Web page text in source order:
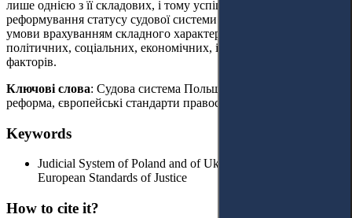
лише однією з її складових, і тому успішна реалізація
реформування статусу судової системи можлива лише за
умови врахуванням складного характеру цих процесів а також
політичних, соціальних, економічних, історичних та інших
факторів.
Ключові слова: Судова система Польщі та України, судова
реформа, європейські стандарти правосуддя.
Keywords
Judicial System of Poland and of Ukraine, Judicial Reform,
European Standards of Justice
How to cite it?